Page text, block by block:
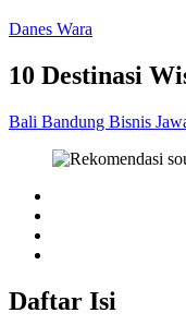
Danes Wara
10 Destinasi
Bali Bandung Bisnis
Daftar Isi